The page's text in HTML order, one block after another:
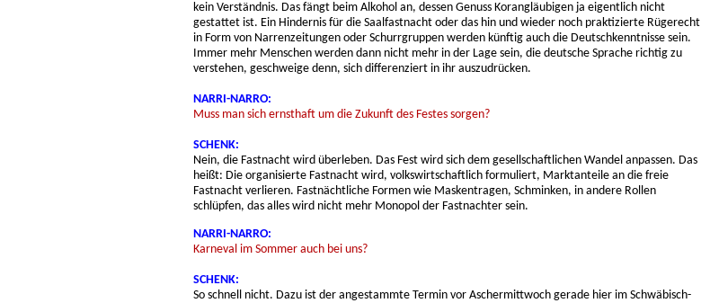
kein Verständnis. Das fängt beim Alkohol an, dessen Genuss Korangläubigen ja eigentlich nicht
gestattet ist. Ein Hindernis für die Saalfastnacht oder das hin und wieder noch praktizierte Rügerecht
in Form von Narrenzeitungen oder Schurrgruppen werden künftig auch die Deutschkenntnisse sein.
Immer mehr Menschen werden dann nicht mehr in der Lage sein, die deutsche Sprache richtig zu
verstehen, geschweige denn, sich differenziert in ihr auszudrücken.
NARRI-NARRO:
Muss man sich ernsthaft um die Zukunft des Festes sorgen?
SCHENK:
Nein, die Fastnacht wird überleben. Das Fest wird sich dem gesellschaftlichen Wandel anpassen. Das
heißt: Die organisierte Fastnacht wird, volkswirtschaftlich formuliert, Marktanteile an die freie
Fastnacht verlieren. Fastnächtliche Formen wie Maskentragen, Schminken, in andere Rollen
schlüpfen, das alles wird nicht mehr Monopol der Fastnachter sein.
NARRI-NARRO:
Karneval im Sommer auch bei uns?
SCHENK:
So schnell nicht. Dazu ist der angestammte Termin vor Aschermittwoch gerade hier im Schwäbisch-